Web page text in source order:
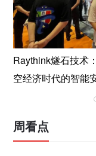
Raythink燧石技术
空经济时代的智能
周看点